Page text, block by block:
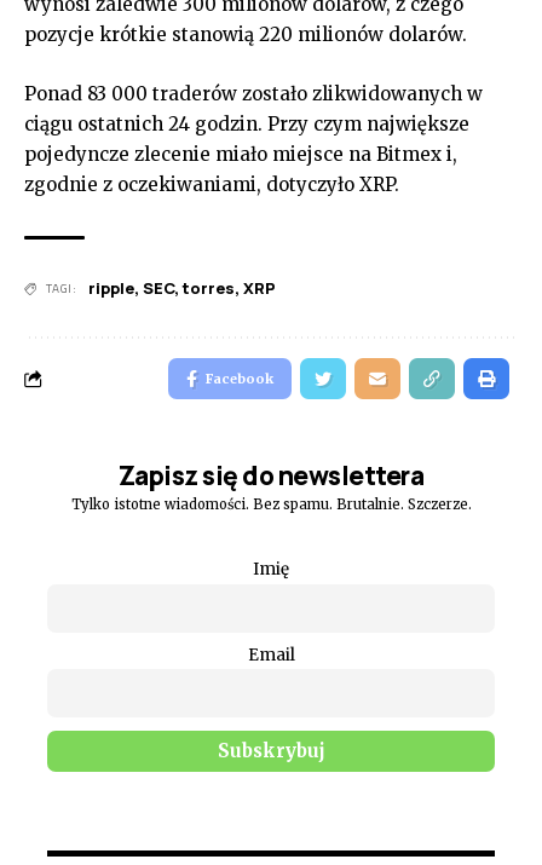
pozycje krótkie stanowią 220 milionów dolarów.
Ponad 83 000 traderów zostało zlikwidowanych w
ciągu ostatnich 24 godzin. Przy czym największe
pojedyncze zlecenie miało miejsce na Bitmex i,
zgodnie z oczekiwaniami, dotyczyło XRP.
TAGI: ripple, SEC,torres, XRP
Facebook
Zapisz się do newslettera
Tylko istotne wiadomości. Bez spamu. Brutalnie. Szczerze.
Imię
Email